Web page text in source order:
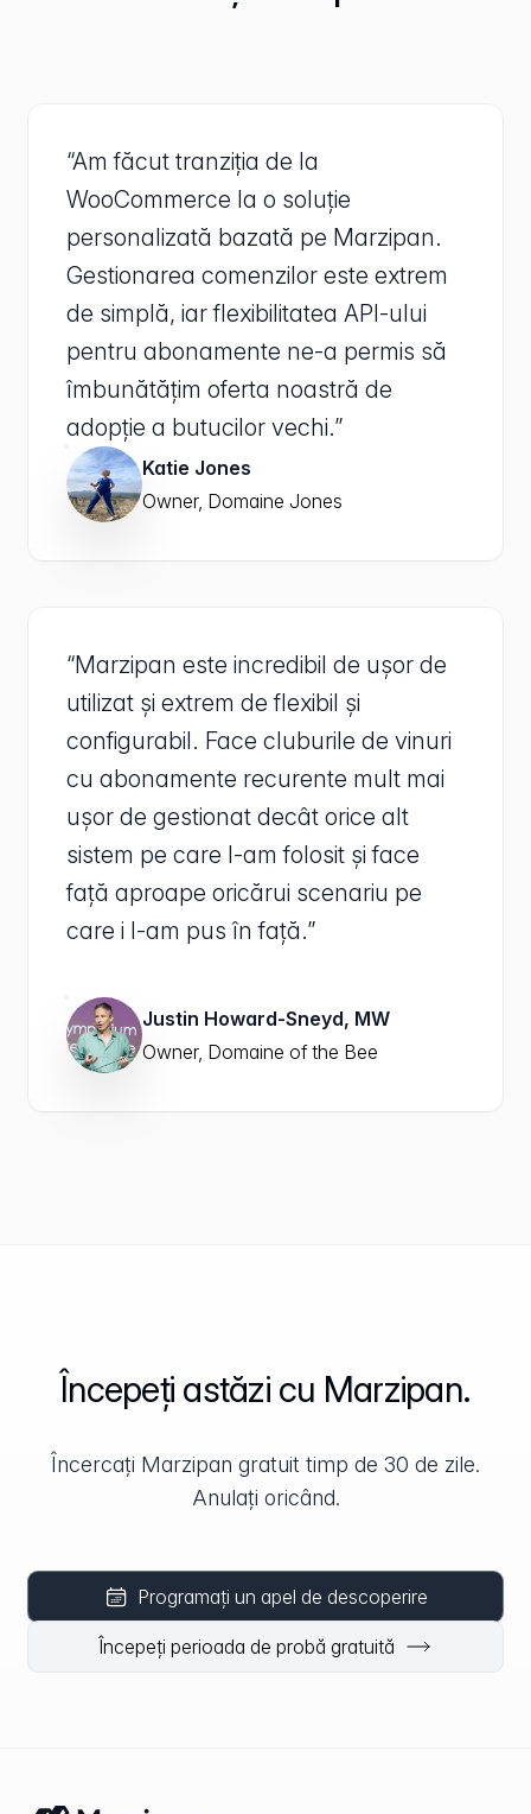
“Am făcut tranziția de la
WooCommerce la o soluție
personalizată bazată pe Marzipan.
Gestionarea comenzilor este extrem
de simplă, iar flexibilitatea API-ului
pentru abonamente ne-a permis să
îmbunătățim oferta noastră de
adopție a butucilor vechi.”
Katie Jones
Owner, Domaine Jones
“Marzipan este incredibil de ușor de
utilizat și extrem de flexibil și
configurabil. Face cluburile de vinuri
cu abonamente recurente mult mai
ușor de gestionat decât orice alt
sistem pe care l-am folosit și face
față aproape oricărui scenariu pe
care i l-am pus în față.”
Justin Howard-Sneyd, MW
Owner, Domaine of the Bee
Începeți astăzi cu Marzipan.
Încercați Marzipan gratuit timp de 30 de zile.
Anulați oricând.
Programați un apel de descoperire
Începeți perioada de probă gratuită